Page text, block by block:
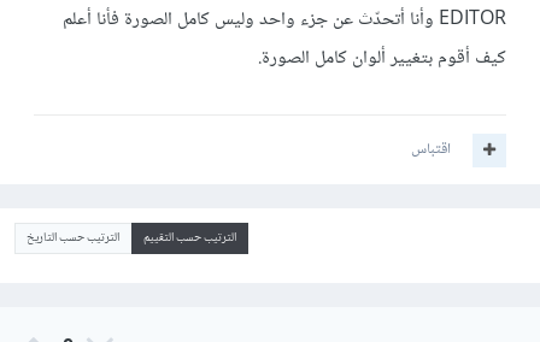
EDITOR وأنا أتحدّث عن جزء واحد وليس كامل الصورة فأنا أعلم
كيف أقوم بتغيير ألوان كامل الصورة.
اقتباس
الترتيب حسب التقييم الترتيب حسب التاريخ